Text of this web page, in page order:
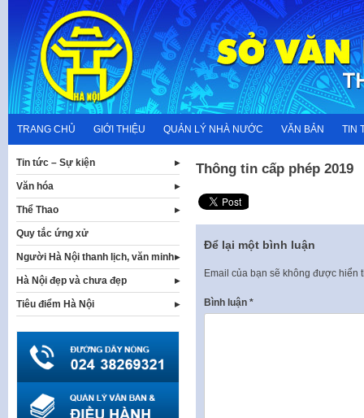
content
TRANG CHỦ GIỚI THIỆU QUẢN LÝ NHÀ NƯỚC VĂN BẢN TIN
Thông tin cấp phép 2019
Để lại một bình luận
Email của bạn sẽ không được hiển
Bình luận *
Tin tức – Sự kiện
Văn hóa
Thể Thao
Quy tắc ứng xử
Người Hà Nội thanh lịch, văn minh
Hà Nội đẹp và chưa đẹp
Tiêu điểm Hà Nội